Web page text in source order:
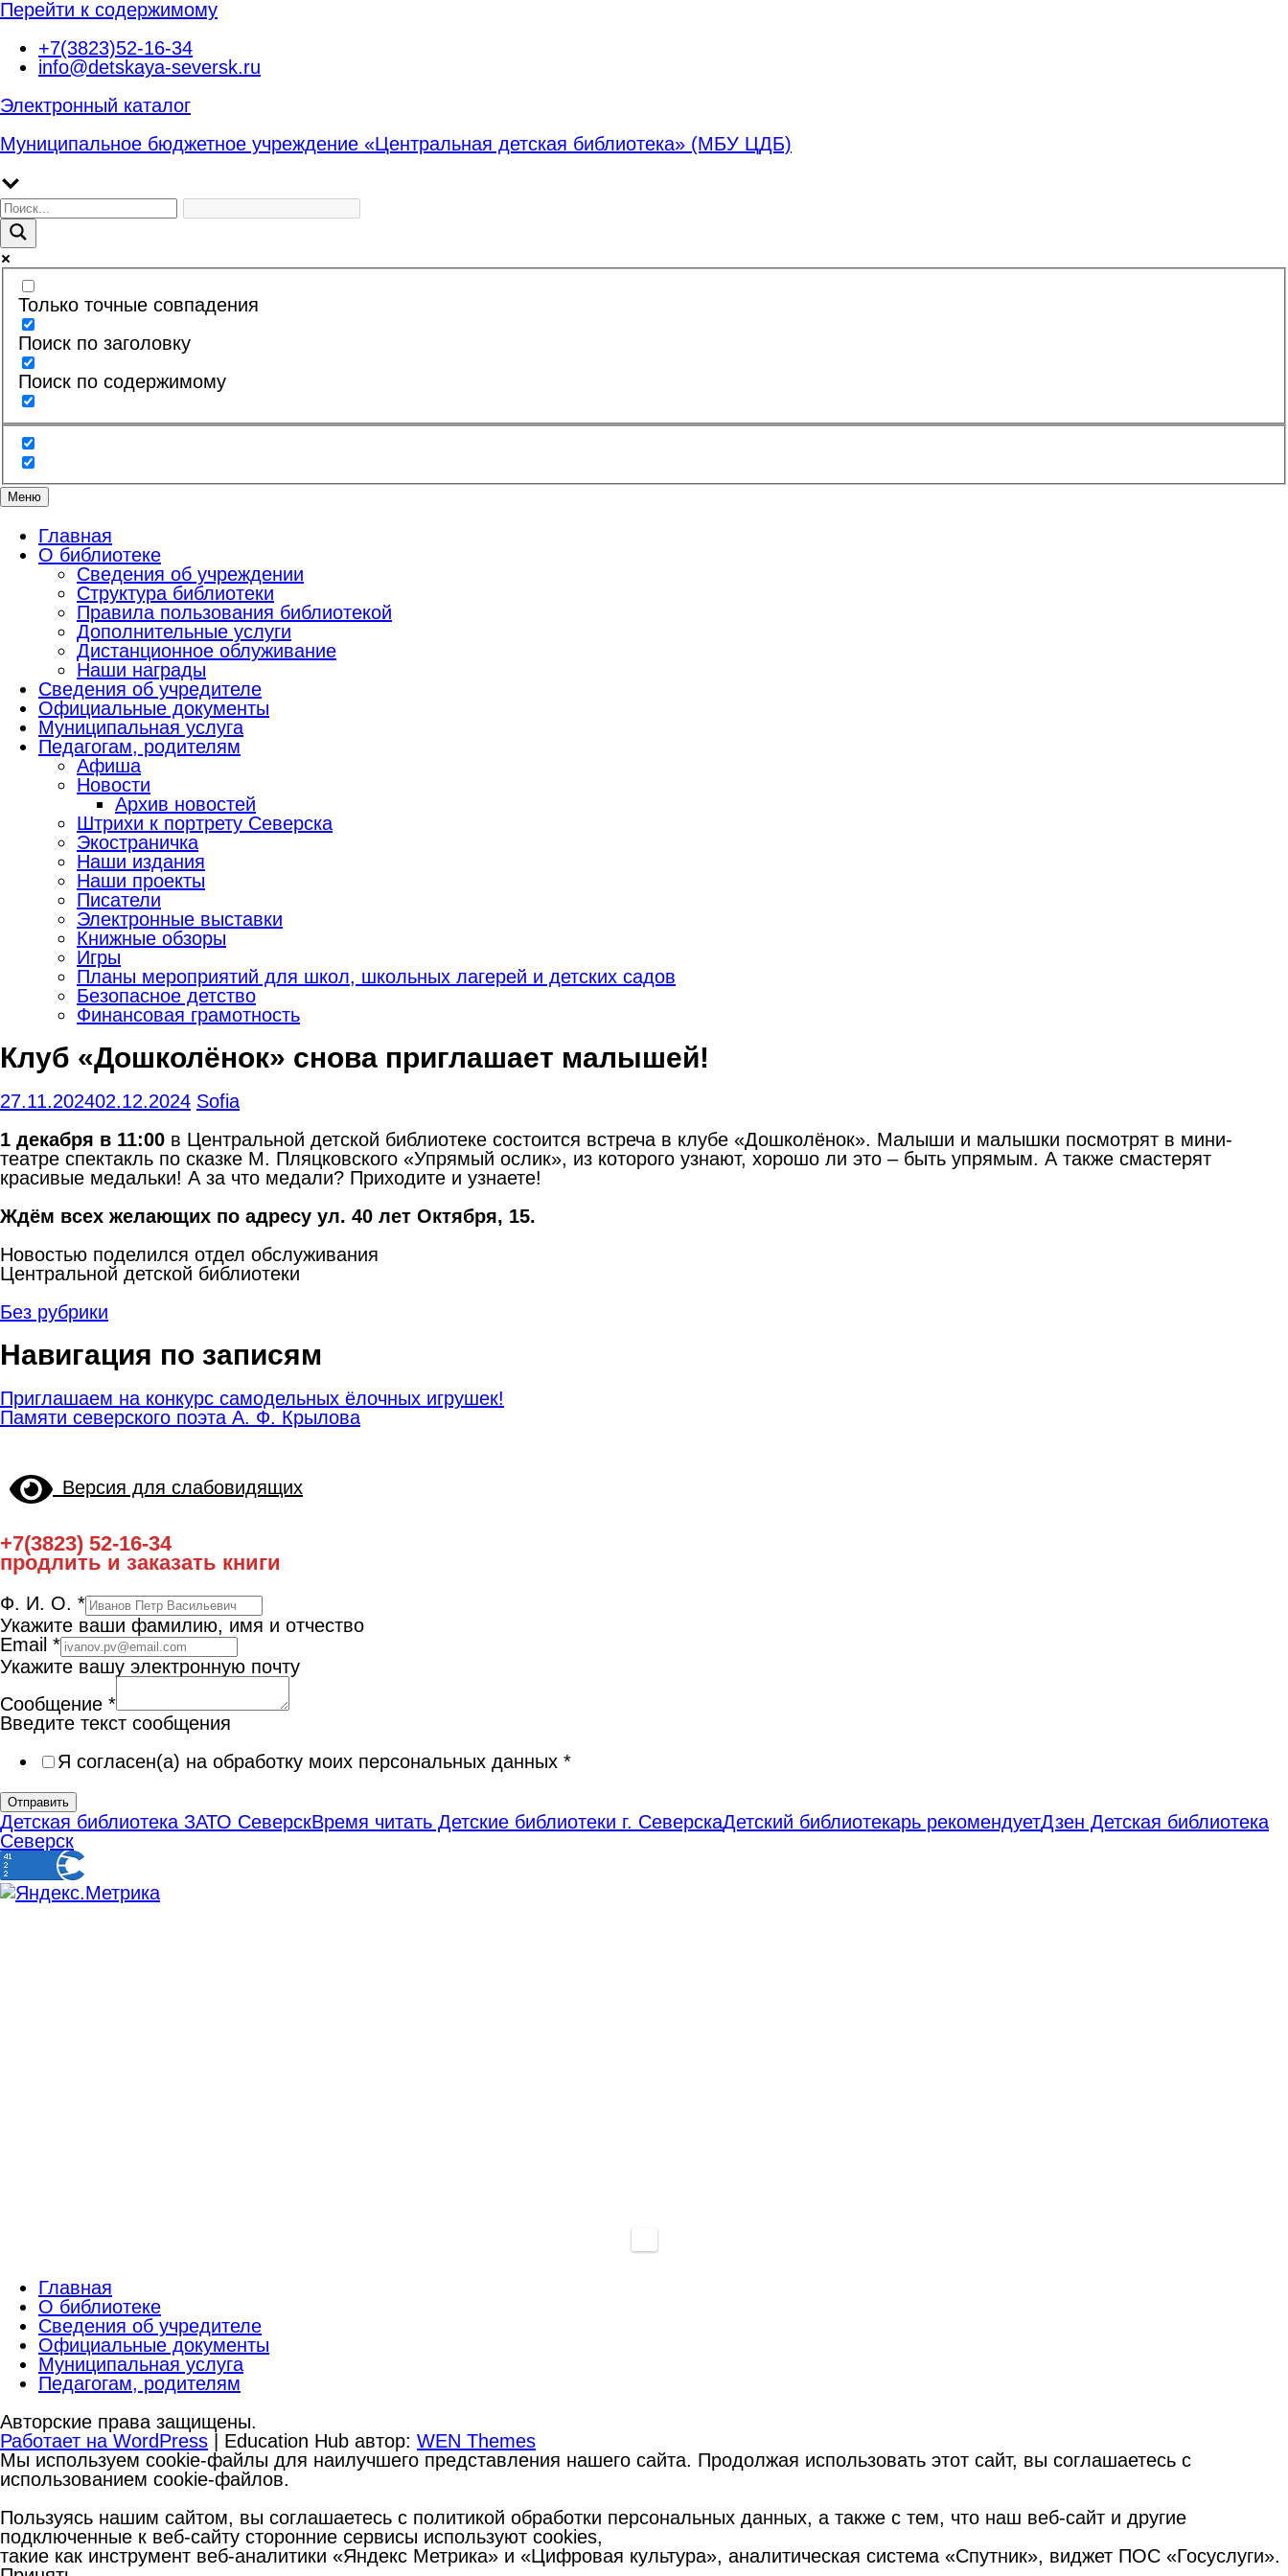
Перейти к содержимому
+7(3823)52-16-34
info@detskaya-seversk.ru
Электронный каталог
Муниципальное бюджетное учреждение «Центральная детская библиотека» (МБУ ЦДБ)
Только точные совпадения
Поиск по заголовку
Поиск по содержимому
Меню
Главная
О библиотеке
Сведения об учреждении
Структура библиотеки
Правила пользования библиотекой
Дополнительные услуги
Дистанционное облуживание
Наши награды
Сведения об учредителе
Официальные документы
Муниципальная услуга
Педагогам, родителям
Афиша
Новости
Архив новостей
Штрихи к портрету Северска
Экостраничка
Наши издания
Наши проекты
Писатели
Электронные выставки
Книжные обзоры
Игры
Планы мероприятий для школ, школьных лагерей и детских садов
Безопасное детство
Финансовая грамотность
Клуб «Дошколёнок» снова приглашает малышей!
27.11.202402.12.2024 Sofia
1 декабря в 11:00 в Центральной детской библиотеке состоится встреча в клубе «Дошколёнок». Малыши и малышки посмотрят в мини-
театре спектакль по сказке М. Пляцковского «Упрямый ослик», из которого узнают, хорошо ли это – быть упрямым. А также смастерят
красивые медальки! А за что медали? Приходите и узнаете!
Ждём всех желающих по адресу ул. 40 лет Октября, 15.
Новостью поделился отдел обслуживания
Центральной детской библиотеки
Без рубрики
Навигация по записям
Приглашаем на конкурс самодельных ёлочных игрушек!
Памяти северского поэта А. Ф. Крылова
Версия для слабовидящих
+7(3823) 52-16-34
продлить и заказать книги
Ф. И. О. *
Укажите ваши фамилию, имя и отчество
Email *
Укажите вашу электронную почту
Сообщение *
Введите текст сообщения
Я согласен(а) на обработку моих персональных данных *
Отправить
Детская библиотека ЗАТО СеверскВремя читать Детские библиотеки г. СеверскаДетский библиотекарь рекомендуетДзен Детская библиотека
Северск
Главная
О библиотеке
Сведения об учредителе
Официальные документы
Муниципальная услуга
Педагогам, родителям
Авторские права защищены.
Работает на WordPress | Education Hub автор: WEN Themes
Мы используем cookie-файлы для наилучшего представления нашего сайта. Продолжая использовать этот сайт, вы соглашаетесь с
использованием cookie-файлов.
Пользуясь нашим сайтом, вы соглашаетесь с политикой обработки персональных данных, а также с тем, что наш веб-сайт и другие
подключенные к веб-сайту сторонние сервисы используют cookies,
такие как инструмент веб-аналитики «Яндекс Метрика» и «Цифровая культура», аналитическая система «Спутник», виджет ПОС «Госуслуги».